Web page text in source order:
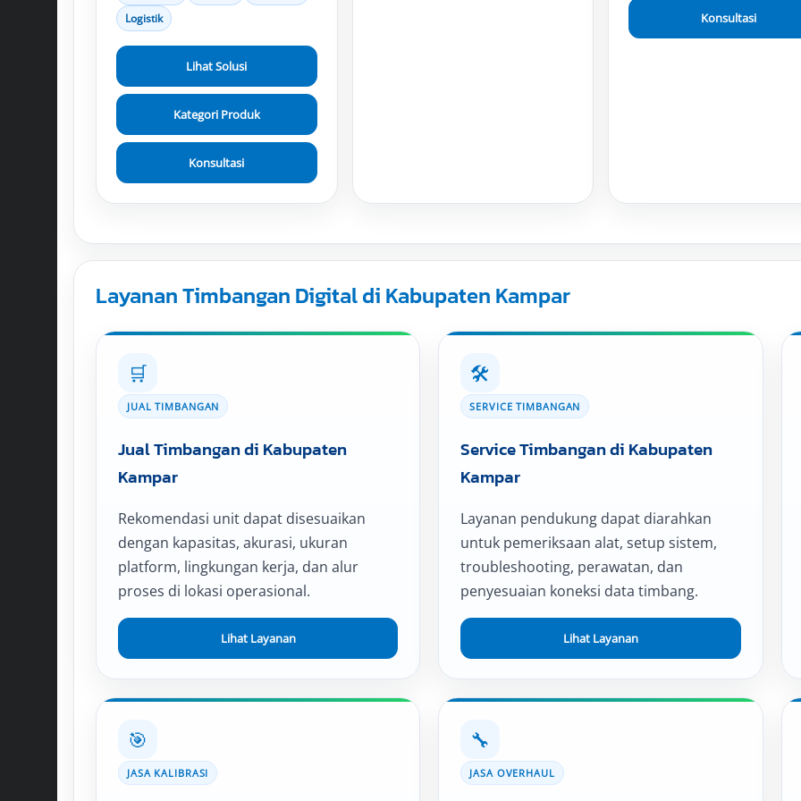
Logistik
Lihat Solusi
Kategori Produk
Konsultasi
Konsultasi
Layanan Timbangan Digital di Kabupaten Kampar
🛒
JUAL TIMBANGAN
Jual Timbangan di Kabupaten
Kampar
Rekomendasi unit dapat disesuaikan
dengan kapasitas, akurasi, ukuran
platform, lingkungan kerja, dan alur
proses di lokasi operasional.
Lihat Layanan
🛠️
SERVICE TIMBANGAN
Service Timbangan di Kabupaten
Kampar
Layanan pendukung dapat diarahkan
untuk pemeriksaan alat, setup sistem,
troubleshooting, perawatan, dan
penyesuaian koneksi data timbang.
Lihat Layanan
🎯
JASA KALIBRASI
🔧
JASA OVERHAUL